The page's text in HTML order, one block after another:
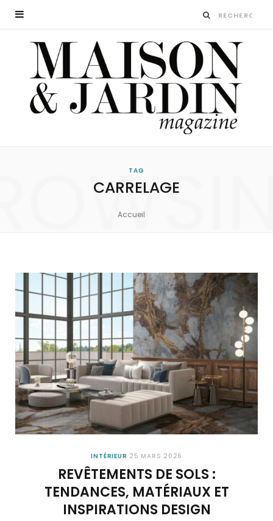
TAG
CARRELAGE
Accueil
INTÉRIEUR 25 MARS 2026
REVÊTEMENTS DE SOLS :
TENDANCES, MATÉRIAUX ET
INSPIRATIONS DESIGN